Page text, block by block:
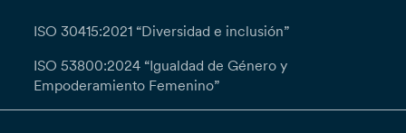
ISO 30415:2021 “Diversidad e inclusión”
ISO 53800:2024 “Igualdad de Género y
Empoderamiento Femenino”